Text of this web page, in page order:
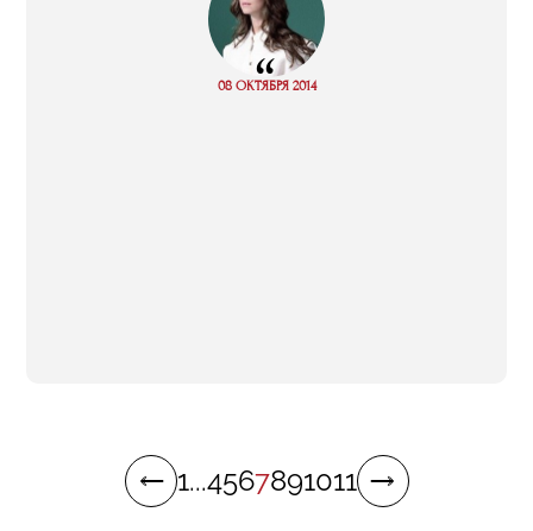
“
08 ОКТЯБРЯ 2014
Read
1...4567891011